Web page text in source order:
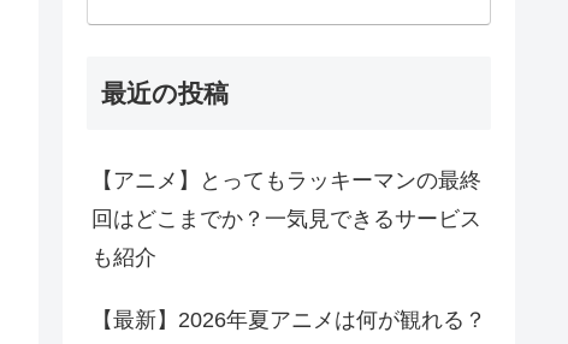
最近の投稿
【アニメ】とってもラッキーマンの最終
回はどこまでか？一気見できるサービス
も紹介
【最新】2026年夏アニメは何が観れる？